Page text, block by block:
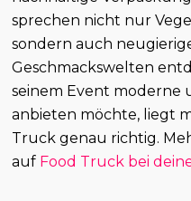
sprechen nicht nur
sondern auch
Geschmackswelten
seinem Event moderne
anbieten möchte, liegt
Truck genau richtig.
auf Food Truck bei